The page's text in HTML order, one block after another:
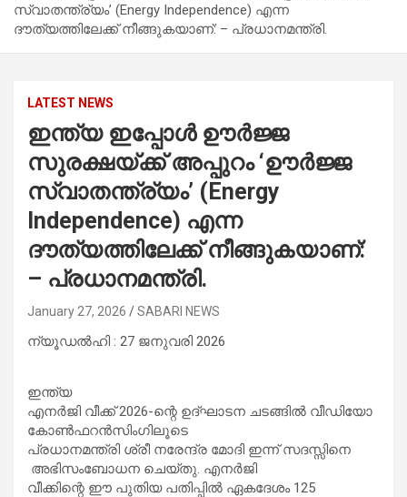
സ്വാതന്ത്ര്യം’ (Energy Independence) എന്ന
ദൗത്യത്തിലേക്ക് നീങ്ങുകയാണ്: – പ്രധാനമന്ത്രി.
LATEST NEWS
ഇന്ത്യ ഇപ്പോൾ ഊർജ്ജ
സുരക്ഷയ്ക്ക് അപ്പുറം ‘ഊർജ്ജ
സ്വാതന്ത്ര്യം’ (Energy
Independence) എന്ന
ദൗത്യത്തിലേക്ക് നീങ്ങുകയാണ്:
– പ്രധാനമന്ത്രി.
January 27, 2026 SABARI NEWS
ന്യൂഡൽഹി : 27 ജനുവരി 2026
ഇന്ത്യ
എനർജി വീക്ക് 2026-ന്റെ ഉദ്ഘാടന ചടങ്ങിൽ വീഡിയോ
കോൺഫറൻസിംഗിലൂടെ
പ്രധാനമന്ത്രി ശ്രീ നരേന്ദ്ര മോദി ഇന്ന് സദസ്സിനെ
അഭിസംബോധന ചെയ്തു. എനർജി
വീക്കിന്റെ ഈ പുതിയ പതിപ്പിൽ ഏകദേശം 125